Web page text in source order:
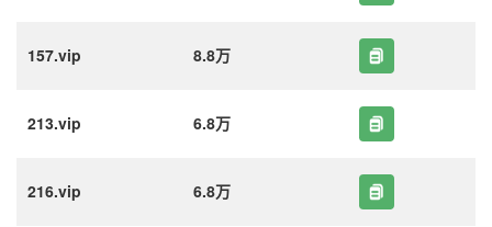
157.vip 8.8万
213.vip 6.8万
216.vip 6.8万